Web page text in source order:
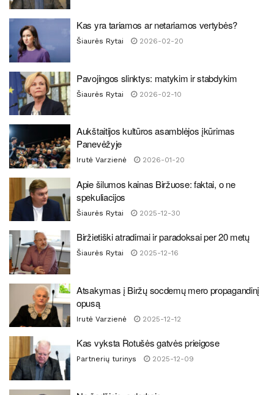
Kas yra tariamos ar netariamos vertybės?
Šiaurės Rytai 2026-02-20
Pavojingos slinktys: matykim ir stabdykim
Šiaurės Rytai 2026-02-10
Aukštaitijos kultūros asamblėjos įkūrimas
Panevėžyje
Irutė Varzienė 2026-01-20
Apie šilumos kainas Biržuose: faktai, o ne
spekuliacijos
Šiaurės Rytai 2025-12-30
Biržietiški atradimai ir paradoksai per 20 metų
Šiaurės Rytai 2025-12-16
Atsakymas į Biržų socdemų mero propagandinį
opusą
Irutė Varzienė 2025-12-12
Kas vyksta Rotušės gatvės prieigose
Partnerių turinys 2025-12-09